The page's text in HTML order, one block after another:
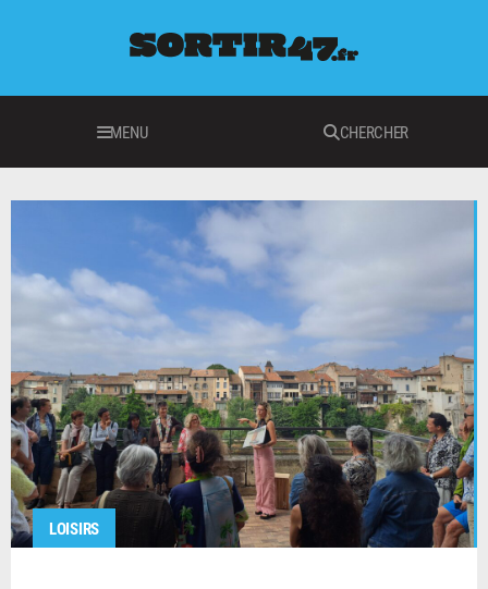
MENU CHERCHER
LOISIRS